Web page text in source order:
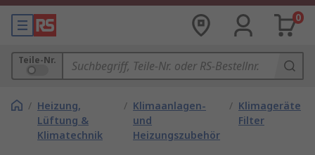
0
Teile-Nr.
/ Heizung,
Lüftung &
Klimatechnik
/ Klimaanlagen-
und
Heizungszubehör
/ Klimageräte
Filter